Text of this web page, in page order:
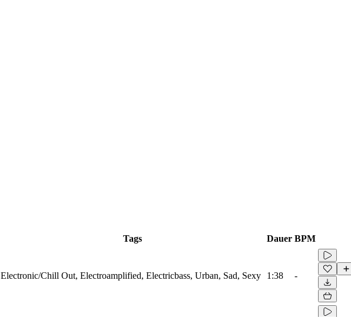
Tags Dauer BPM
Electronic/Chill Out, Electroamplified, Electricbass, Urban, Sad, Sexy 1:38 -